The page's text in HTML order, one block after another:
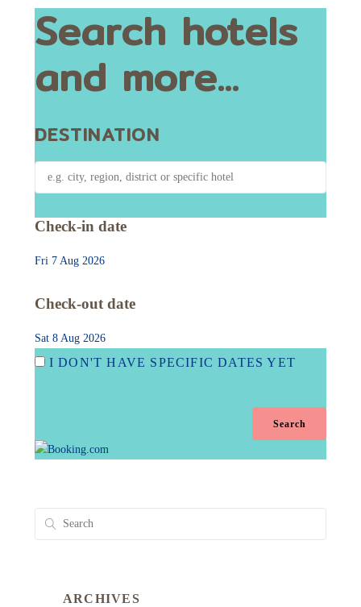
Search hotels
and more...
DESTINATION
Check-in date
Fri 7 Aug 2026
Check-out date
Sat 8 Aug 2026
I DON'T HAVE SPECIFIC DATES YET
ARCHIVES